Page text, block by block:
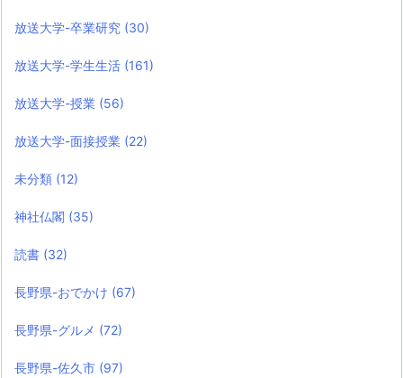
放送大学-卒業研究 (30)
放送大学-学生生活 (161)
放送大学-授業 (56)
放送大学-面接授業 (22)
未分類 (12)
神社仏閣 (35)
読書 (32)
長野県-おでかけ (67)
長野県-グルメ (72)
長野県-佐久市 (97)